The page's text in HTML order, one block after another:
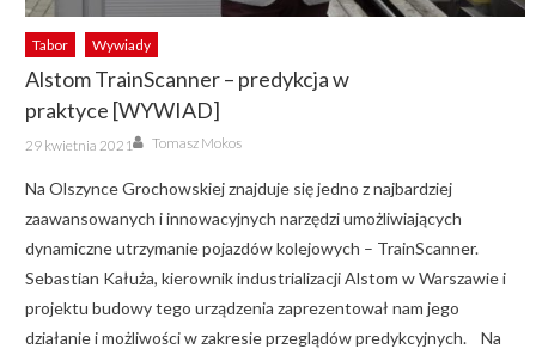
Tabor Wywiady
Alstom TrainScanner – predykcja w
praktyce [WYWIAD]
Posted
on
29 kwietnia 2021 Author
Tomasz Mokos
Na Olszynce Grochowskiej znajduje się jedno z najbardziej
zaawansowanych i innowacyjnych narzędzi umożliwiających
dynamiczne utrzymanie pojazdów kolejowych – TrainScanner.
Sebastian Kałuża, kierownik industrializacji Alstom w Warszawie i
projektu budowy tego urządzenia zaprezentował nam jego
działanie i możliwości w zakresie przeglądów predykcyjnych. Na